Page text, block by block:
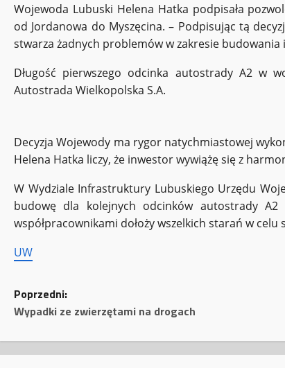
Wojewoda Lubuski Helena Hatka podpisała
od Jordanowa do Myszęcina. – Podpisując tą
stwarza żadnych problemów w zakresie
Długość pierwszego odcinka autostrady A2 w
Autostrada Wielkopolska S.A.
Decyzja Wojewody ma rygor natychmiastowej
Helena Hatka liczy, że inwestor wywiążę się z
W Wydziale Infrastruktury Lubuskiego Urzędu
budowę dla kolejnych odcinków autostrady A2
współpracownikami dołoży wszelkich starań w
UW
Z
b
Poprzedni:
Wypadki ze zwierzętami na drogach